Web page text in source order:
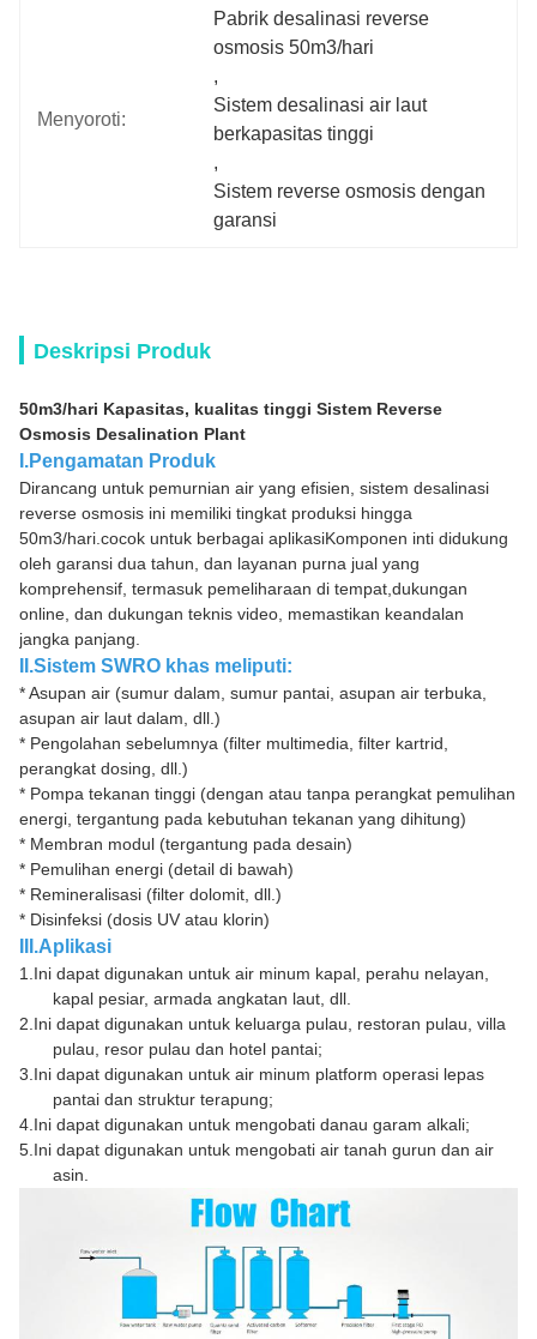
Menyoroti:
Pabrik desalinasi reverse
osmosis 50m3/hari
,
Sistem desalinasi air laut
berkapasitas tinggi
,
Sistem reverse osmosis dengan
garansi
Deskripsi Produk
50m3/hari Kapasitas, kualitas tinggi Sistem Reverse
Osmosis Desalination Plant
I.Pengamatan Produk
Dirancang untuk pemurnian air yang efisien, sistem desalinasi
reverse osmosis ini memiliki tingkat produksi hingga
50m3/hari.cocok untuk berbagai aplikasiKomponen inti didukung
oleh garansi dua tahun, dan layanan purna jual yang
komprehensif, termasuk pemeliharaan di tempat,dukungan
online, dan dukungan teknis video, memastikan keandalan
jangka panjang.
II.Sistem SWRO khas meliputi:
* Asupan air (sumur dalam, sumur pantai, asupan air terbuka,
asupan air laut dalam, dll.)
* Pengolahan sebelumnya (filter multimedia, filter kartrid,
perangkat dosing, dll.)
* Pompa tekanan tinggi (dengan atau tanpa perangkat pemulihan
energi, tergantung pada kebutuhan tekanan yang dihitung)
* Membran modul (tergantung pada desain)
* Pemulihan energi (detail di bawah)
* Remineralisasi (filter dolomit, dll.)
* Disinfeksi (dosis UV atau klorin)
III.Aplikasi
1. Ini dapat digunakan untuk air minum kapal, perahu nelayan,
kapal pesiar, armada angkatan laut, dll.
2. Ini dapat digunakan untuk keluarga pulau, restoran pulau, villa
pulau, resor pulau dan hotel pantai;
3. Ini dapat digunakan untuk air minum platform operasi lepas
pantai dan struktur terapung;
4. Ini dapat digunakan untuk mengobati danau garam alkali;
5. Ini dapat digunakan untuk mengobati air tanah gurun dan air
asin.